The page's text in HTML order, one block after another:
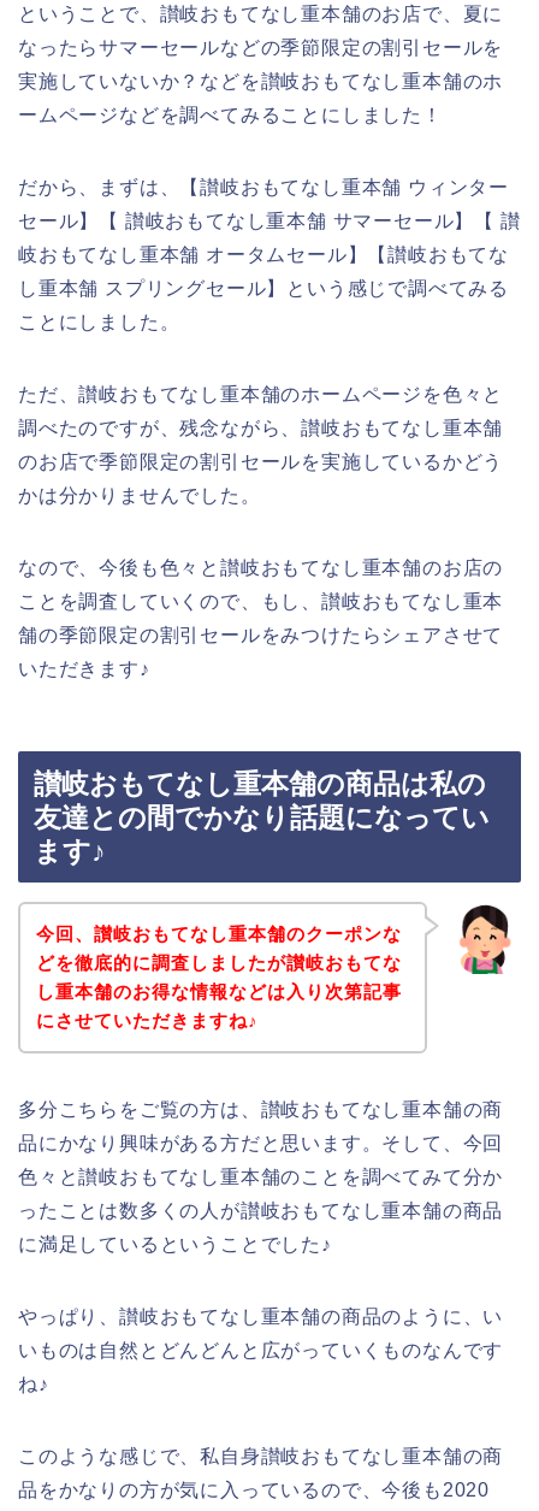
ということで、讃岐おもてなし重本舗のお店で、夏に
なったらサマーセールなどの季節限定の割引セールを
実施していないか？などを讃岐おもてなし重本舗のホ
ームページなどを調べてみることにしました！
だから、まずは、【讃岐おもてなし重本舗 ウィンター
セール】【 讃岐おもてなし重本舗 サマーセール】【 讃
岐おもてなし重本舗 オータムセール】【讃岐おもてな
し重本舗 スプリングセール】という感じで調べてみる
ことにしました。
ただ、讃岐おもてなし重本舗のホームページを色々と
調べたのですが、残念ながら、讃岐おもてなし重本舗
のお店で季節限定の割引セールを実施しているかどう
かは分かりませんでした。
なので、今後も色々と讃岐おもてなし重本舗のお店の
ことを調査していくので、もし、讃岐おもてなし重本
舗の季節限定の割引セールをみつけたらシェアさせて
いただきます♪
讃岐おもてなし重本舗の商品は私の
友達との間でかなり話題になってい
ます♪
今回、讃岐おもてなし重本舗のクーポンな
どを徹底的に調査しましたが讃岐おもてな
し重本舗のお得な情報などは入り次第記事
にさせていただきますね♪
多分こちらをご覧の方は、讃岐おもてなし重本舗の商
品にかなり興味がある方だと思います。そして、今回
色々と讃岐おもてなし重本舗のことを調べてみて分か
ったことは数多くの人が讃岐おもてなし重本舗の商品
に満足しているということでした♪
やっぱり、讃岐おもてなし重本舗の商品のように、い
いものは自然とどんどんと広がっていくものなんです
ね♪
このような感じで、私自身讃岐おもてなし重本舗の商
品をかなりの方が気に入っているので、今後も2020